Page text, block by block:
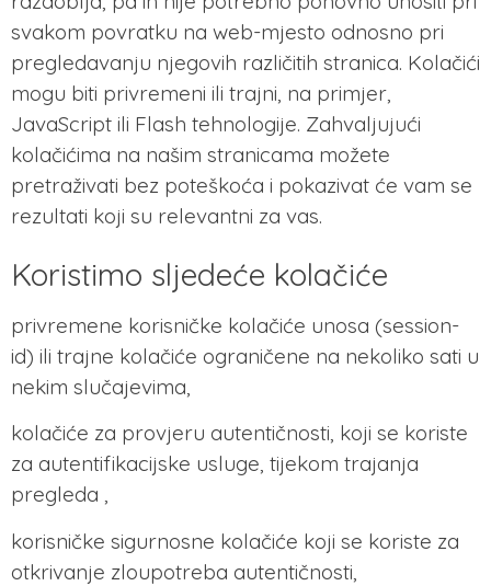
svakom povratku na web-mjesto odnosno pri
pregledavanju njegovih različitih stranica. Kolačići
mogu biti privremeni ili trajni, na primjer,
JavaScript ili Flash tehnologije. Zahvaljujući
kolačićima na našim stranicama možete
pretraživati bez poteškoća i pokazivat će vam se
rezultati koji su relevantni za vas.
Koristimo sljedeće kolačiće
privremene korisničke kolačiće unosa (session-
id) ili trajne kolačiće ograničene na nekoliko sati u
nekim slučajevima,
kolačiće za provjeru autentičnosti, koji se koriste
za autentifikacijske usluge, tijekom trajanja
pregleda ,
korisničke sigurnosne kolačiće koji se koriste za
otkrivanje zloupotreba autentičnosti,